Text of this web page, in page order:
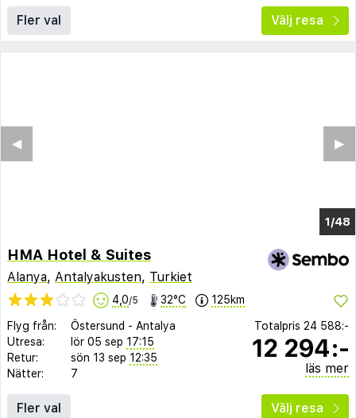
Fler val Välj resa
1/43
▶︎
◀︎
HMA Hotel & Suites
Alanya, Antalyakusten, Turkiet
4,0/5 32°C 125km
Flyg från: Östersund - Antalya
Utresa:
lör 05 sep 17:15
Retur:
sön 13 sep 12:35
Nätter:
7
Totalpris 24 588:-
12 294:-
läs mer
Fler val Välj resa